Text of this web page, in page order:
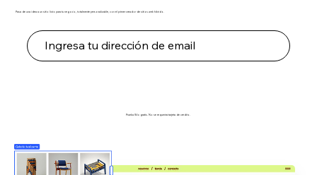
Pasa de una idea a un sitio listo para tu negocio, totalmente personalizable, con el primer creador de sitios web híbrido.
Prueba Wix gratis. No se requerirá tarjeta de crédito.